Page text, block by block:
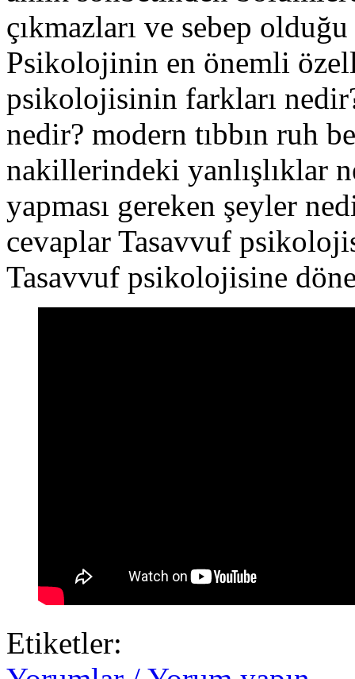
çıkmazları ve sebep
Psikolojinin en önemli
psikolojisinin farkları
nedir? modern tıbbın ruh
nakillerindeki yanlışlıklar
yapması gereken şeyler
cevaplar Tasavvuf
Tasavvuf psikolojisine
Etiketler: